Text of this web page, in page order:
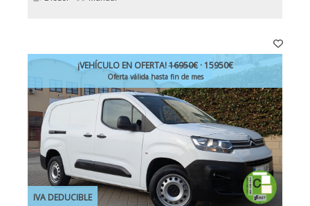
IVA DEDUCIBLE
¡VEHÍCULO EN OFERTA!16950€· 15950€
Oferta válida hasta fin de mes